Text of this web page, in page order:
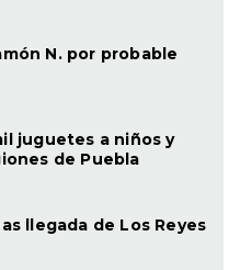
N. por probable
juguetes a niños y
de Puebla
llegada de Los Reyes